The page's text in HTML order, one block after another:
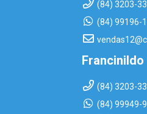
(84) 3203-
(84) 99196-
Francinildo
(84) 3203-
(84) 99949-